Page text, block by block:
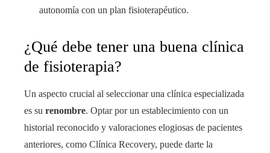
autonomía con un plan fisioterapéutico.
¿Qué debe tener una buena clínica
de fisioterapia?
Un aspecto crucial al seleccionar una clínica especializada
es su renombre. Optar por un establecimiento con un
historial reconocido y valoraciones elogiosas de pacientes
anteriores, como Clínica Recovery, puede darte la